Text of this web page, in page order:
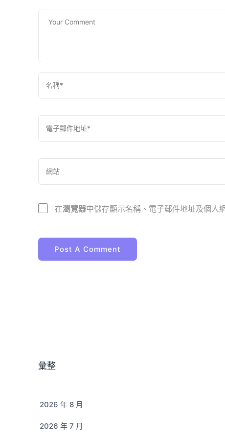
在瀏覽器中儲存顯示名稱、電子郵件地址及個人
彙整
2026 年 8 月
2026 年 7 月